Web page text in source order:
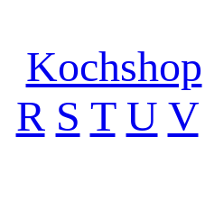
Kochshop
R S T U V